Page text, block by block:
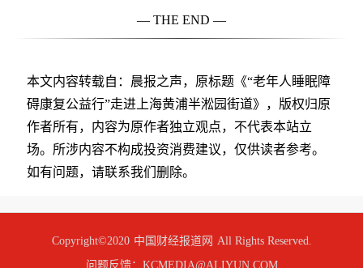
— THE END —
本文内容转载自：晨报之声，原标题《“老年人睡眠障
碍康复公益行”走进上海黄浦半淞园街道》，版权归原
作者所有，内容为原作者独立观点，不代表本站立
场。所涉内容不构成投资消费建议，仅供读者参考。
如有问题，请联系我们删除。
Copyright©2020 中国财经报道网 All Rights Reserved.
问题反馈：KCMEDIA@ALIYUN.COM